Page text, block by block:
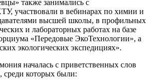
также занимались с
участвовали в вебинарах по химии и
высшей школы, в профильных
и лабораторных работах на базе
«Передовые ЭкоТехнологии», а
экологических экспедициях».
началась с приветственных слов
среди которых были: